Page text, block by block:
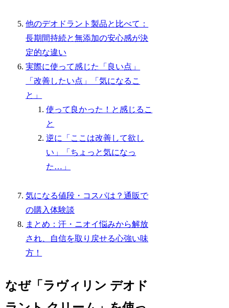
他のデオドラント製品と比べて：
長期間持続と無添加の安心感が決
定的な違い
実際に使って感じた「良い点」
「改善したい点」「気になるこ
と」
使って良かった！と感じるこ
と
逆に「ここは改善して欲し
い」「ちょっと気になっ
た…」
気になる値段・コスパは？通販で
の購入体験談
まとめ：汗・ニオイ悩みから解放
され、自信を取り戻せる心強い味
方！
なぜ「ラヴィリン デオド